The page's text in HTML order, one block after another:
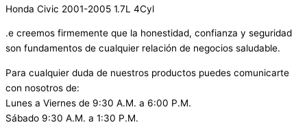
Honda Civic 2001-2005 1.7L 4Cyl
.e creemos firmemente que la honestidad, confianza y seguridad
son fundamentos de cualquier relación de negocios saludable.
Para cualquier duda de nuestros productos puedes comunicarte
con nosotros de:
Lunes a Viernes de 9:30 A.M. a 6:00 P.M.
Sábado 9:30 A.M. a 1:30 P.M.